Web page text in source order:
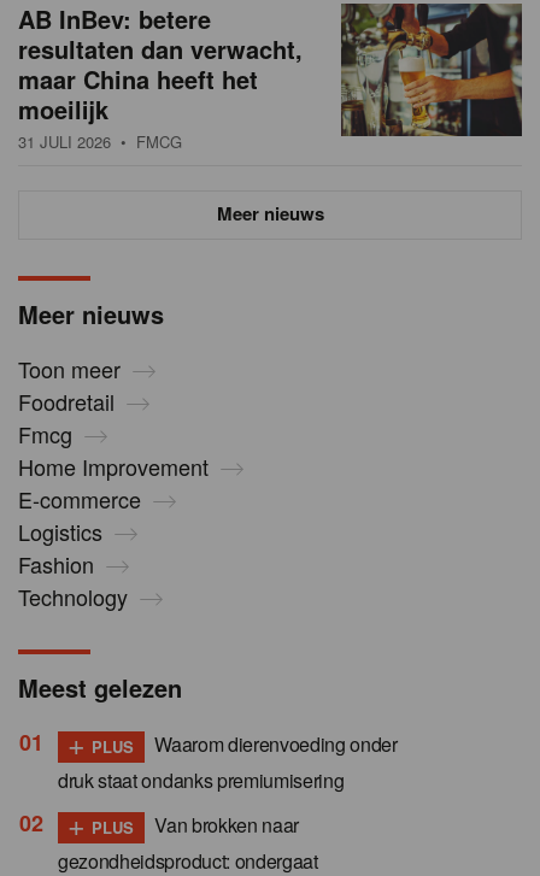
Meer nieuws
Toon meer
Foodretail
Fmcg
Home Improvement
E-commerce
Logistics
Fashion
Technology
AB InBev: betere
resultaten dan verwacht,
maar China heeft het
moeilijk
31 JULI 2026 • FMCG
Meer nieuws
Meest gelezen
+ PLUS
Waarom dierenvoeding onder
druk staat ondanks premiumisering
+ PLUS
Van brokken naar
gezondheidsproduct: ondergaat